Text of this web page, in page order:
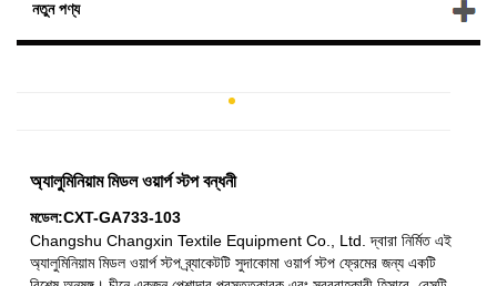
নতুন পণ্য
অ্যালুমিনিয়াম মিডল ওয়ার্প স্টপ বন্ধনী
মডেল:CXT-GA733-103
Changshu Changxin Textile Equipment Co., Ltd. দ্বারা নির্মিত এই
অ্যালুমিনিয়াম মিডল ওয়ার্প স্টপ ব্র্যাকেটটি সুদাকোমা ওয়ার্প স্টপ ফ্রেমের জন্য একটি